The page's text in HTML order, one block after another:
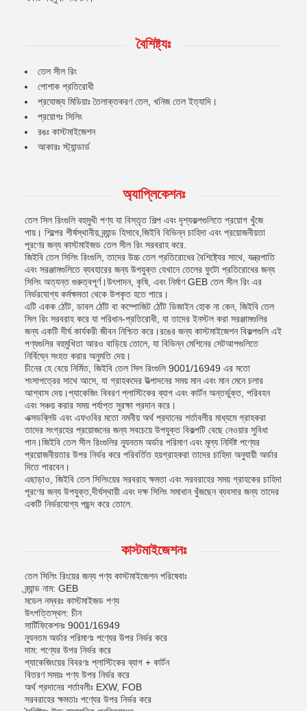
বৈশিষ্ট্যঃ
তেল সীল রিং
পোশাক প্রতিরোধী
প্রযোজ্য মিডিয়াঃ তৈলাক্তকরণ তেল, খনিজ তেল ইত্যাদি।
প্রয়োগঃ সিলিং
রঙঃ কাস্টমাইজেশন
আকারঃ স্ট্যান্ডার্ড
অ্যাপ্লিকেশনঃ
তেল সিল রিংগুলি বহুমুখী পণ্য যা বিস্তৃত শিল্প এবং দৃশ্যকল্পগুলিতে প্রয়োগ খুঁজে
পায়। শিল্পের শীর্ষস্থানীয় ব্র্যান্ড হিসাবে,জিইবি বিভিন্ন চাহিদা এবং প্রয়োজনীয়তা
পূরণের জন্য কাস্টমাইজড তেল সীল রিং সরবরাহ করে.
জিইবি তেল সিলিং রিংগুলি, তাদের উচ্চ তেল প্রতিরোধের বৈশিষ্ট্যের সাথে, যন্ত্রপাতি
এবং সরঞ্জামগুলিতে ব্যবহারের জন্য উপযুক্ত যেখানে তেলের ফুটো প্রতিরোধের জন্য
সিলিং অত্যন্ত গুরুত্বপূর্ণ।উৎপাদন, কৃষি, এবং নির্মাণ GEB তেল সীল রিং এর
নির্ভরযোগ্য কর্মক্ষমতা থেকে উপকৃত হতে পারে।
এটি একক ঠোঁট, ডাবল ঠোঁট বা কম্পোজিট ঠোঁট ডিজাইন হোক না কেন, জিইবি তেল
সিল রিং সরবরাহ করে যা পরিধান-প্রতিরোধী, যা তাদের ইনস্টল করা সরঞ্জামগুলির
জন্য একটি দীর্ঘ কার্যকরী জীবন নিশ্চিত করে।রঙের জন্য কাস্টমাইজেশন বিকল্পগুলি এই
পণ্যগুলির বহুমুখিতা আরও বাড়িয়ে তোলে, যা বিভিন্ন মেশিনের সেটআপগুলিতে
নির্বিঘ্নে সংহত করার অনুমতি দেয়।
চীনের হে বেয়ে নির্মিত, জিইবি তেল সিল রিংগুলি 9001/16949 এর মতো
শংসাপত্রের সাথে আসে, যা গ্রাহকদের উত্পাদনের সময় মান এবং মান মেনে চলার
আশ্বাস দেয়।প্যাকেজিং বিবরণ প্লাস্টিকের ব্যাগ এবং কার্টন অন্তর্ভুক্ত, পরিবহন
এবং সঞ্চয় করার সময় পর্যাপ্ত সুরক্ষা প্রদান করে।
এক্সডব্লিউ এবং এফওবির মতো নমনীয় অর্থ প্রদানের শর্তাবলীর মাধ্যমে গ্রাহকরা
তাদের সংগ্রহের প্রয়োজনের জন্য সবচেয়ে উপযুক্ত বিকল্পটি বেছে নেওয়ার সুবিধা
পান।জিইবি তেল সীল রিংগুলির ন্যূনতম অর্ডার পরিমাণ এবং মূল্য নির্দিষ্ট পণ্যের
প্রয়োজনীয়তার উপর নির্ভর করে পরিবর্তিত হয়গ্রাহকরা তাদের চাহিদা অনুযায়ী অর্ডার
দিতে পারবেন।
এছাড়াও, জিইবি তেল সিলিংয়ের সরবরাহ ক্ষমতা এবং সরবরাহের সময় গ্রাহকের চাহিদা
পূরণের জন্য উপযুক্ত,দীর্ঘস্থায়ী এবং দক্ষ সিলিং সমাধান খুঁজছেন ব্যবসার জন্য তাদের
একটি নির্ভরযোগ্য পছন্দ করে তোলে.
কাস্টমাইজেশনঃ
তেল সিলিং রিংয়ের জন্য পণ্য কাস্টমাইজেশন পরিষেবাঃ
ব্র্যান্ড নাম: GEB
মডেল নম্বরঃ কাস্টমাইজড পণ্য
উৎপত্তিস্থল: চীন
সার্টিফিকেশনঃ 9001/16949
ন্যূনতম অর্ডার পরিমাণঃ পণ্যের উপর নির্ভর করে
দাম: পণ্যের উপর নির্ভর করে
প্যাকেজিংয়ের বিবরণঃ প্লাস্টিকের ব্যাগ + কার্টন
বিতরণ সময়ঃ পণ্য উপর নির্ভর করে
অর্থ প্রদানের শর্তাবলীঃ EXW, FOB
সরবরাহের ক্ষমতাঃ পণ্যের উপর নির্ভর করে